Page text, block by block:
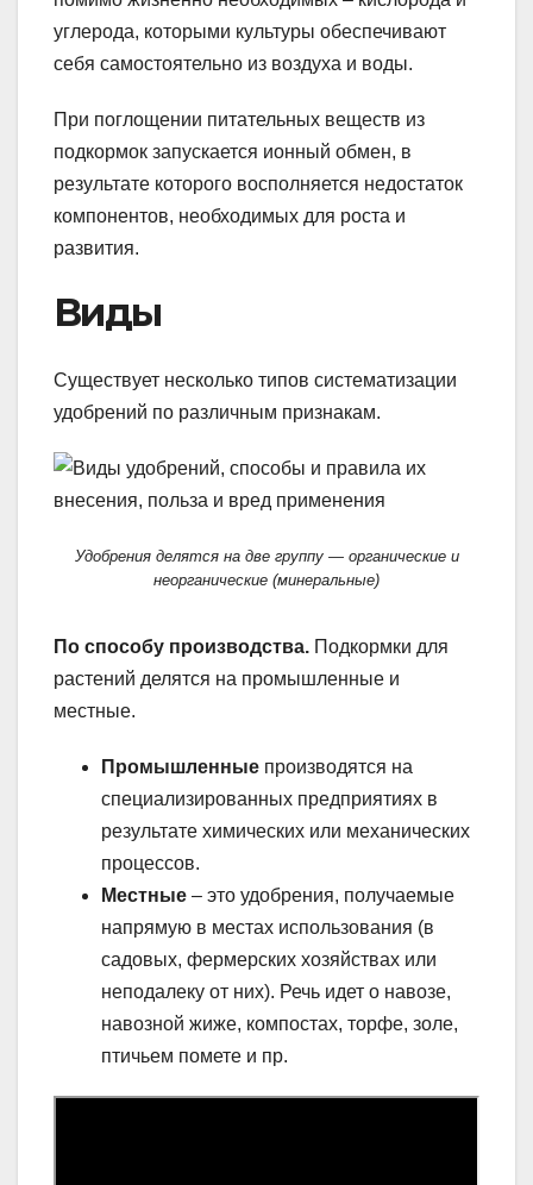
углерода, которыми культуры обеспечивают
себя самостоятельно из воздуха и воды.
При поглощении питательных веществ из
подкормок запускается ионный обмен, в
результате которого восполняется недостаток
компонентов, необходимых для роста и
развития.
Виды
Существует несколько типов систематизации
удобрений по различным признакам.
Удобрения делятся на две группу — органические и
неорганические (минеральные)
По способу производства. Подкормки для
растений делятся на промышленные и
местные.
Промышленные производятся на
специализированных предприятиях в
результате химических или механических
процессов.
Местные – это удобрения, получаемые
напрямую в местах использования (в
садовых, фермерских хозяйствах или
неподалеку от них). Речь идет о навозе,
навозной жиже, компостах, торфе, золе,
птичьем помете и пр.